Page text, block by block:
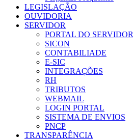
LEGISLAÇÃO
OUVIDORIA
SERVIDOR
PORTAL DO SERVIDOR
SICON
CONTABILIADE
E-SIC
INTEGRAÇÕES
RH
TRIBUTOS
WEBMAIL
LOGIN PORTAL
SISTEMA DE ENVIOS
PNCP
TRANSPARÊNCIA